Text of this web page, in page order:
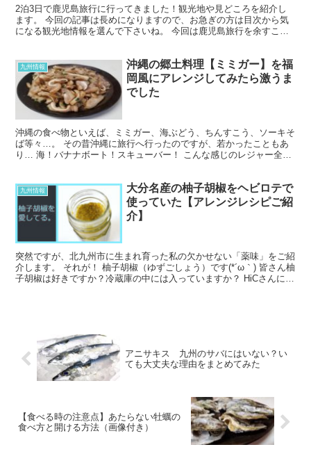
2泊3日で鹿児島旅行に行ってきました！観光地や見どころを紹介し
ます。 今回の記事は長めになりますので、お急ぎの方は目次から気
になる観光地情報を選んで下さいね。 今回は鹿児島旅行を余すこと
九州情報
沖縄の郷土料理【ミミガー】を福
岡風にアレンジしてみたら激うま
でした
沖縄の食べ物といえば、ミミガー、海ぶどう、ちんすこう、ソーキそ
ば等々…。 その昔沖縄に旅行へ行ったのですが、若かったこともあ
り… 海！バナナボート！スキューバー！ こんな感じのレジャー全開
九州情報
大分名産の柚子胡椒をヘビロテで
使っていた【アレンジレシピご紹
介】
突然ですが、北九州市に生まれ育った私の欠かせない「薬味」をご紹
介します。 それが！ 柚子胡椒（ゆずごしょう）です(*´ω｀) 皆さん柚
子胡椒は好きですか？冷蔵庫の中には入っていますか？ HiCさんによ
アニサキス 九州のサバにはいない？い
ても大丈夫な理由をまとめてみた
【食べる時の注意点】あたらない牡蠣の
食べ方と開ける方法（画像付き）